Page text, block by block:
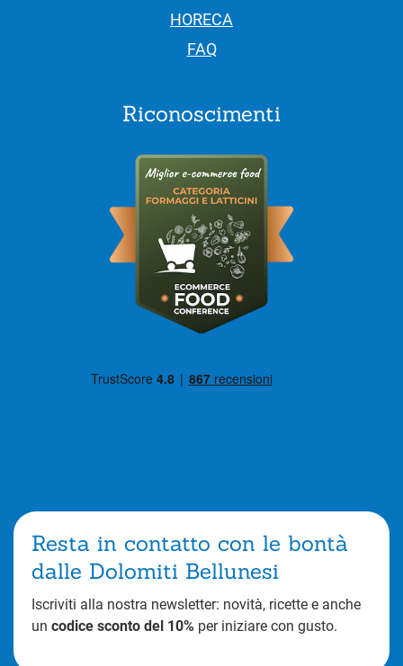
HORECA
FAQ
Riconoscimenti
Resta in contatto con le bontà
dalle Dolomiti Bellunesi
Iscriviti alla nostra newsletter: novità, ricette e anche
un codice sconto del 10% per iniziare con gusto.